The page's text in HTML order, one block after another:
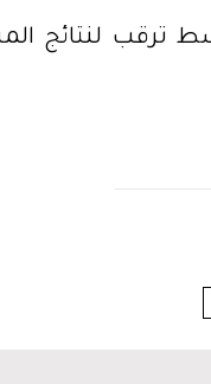
ترقب لنتائج